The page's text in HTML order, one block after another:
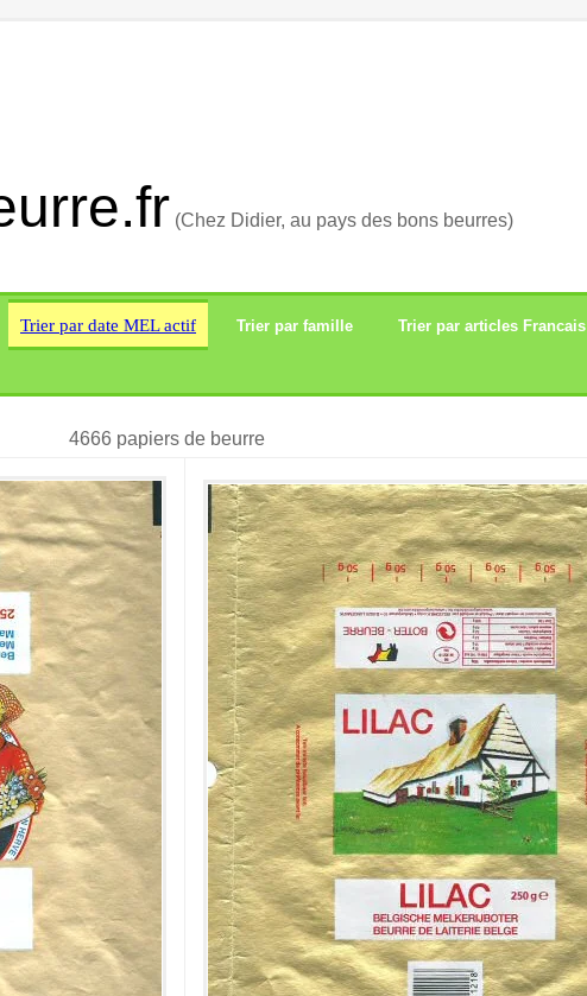
(Chez Didier, au pays des bons beurres)
Trier par date MEL actif Trier par famille Trier par articles Francais
4666 papiers de beurre